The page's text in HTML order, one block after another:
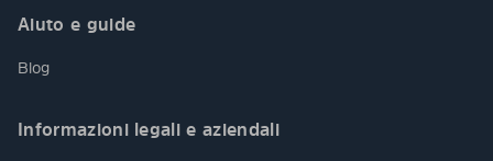
Aiuto e guide
Blog
Informazioni legali e aziendali